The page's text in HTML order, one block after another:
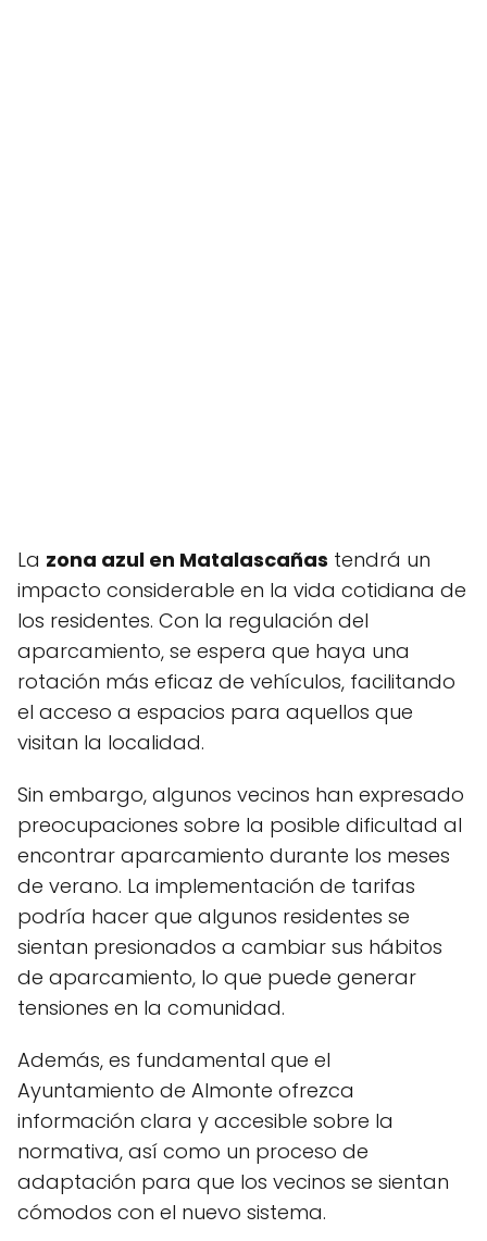
La zona azul en Matalascañas tendrá un
impacto considerable en la vida cotidiana de
los residentes. Con la regulación del
aparcamiento, se espera que haya una
rotación más eficaz de vehículos, facilitando
el acceso a espacios para aquellos que
visitan la localidad.
Sin embargo, algunos vecinos han expresado
preocupaciones sobre la posible dificultad al
encontrar aparcamiento durante los meses
de verano. La implementación de tarifas
podría hacer que algunos residentes se
sientan presionados a cambiar sus hábitos
de aparcamiento, lo que puede generar
tensiones en la comunidad.
Además, es fundamental que el
Ayuntamiento de Almonte ofrezca
información clara y accesible sobre la
normativa, así como un proceso de
adaptación para que los vecinos se sientan
cómodos con el nuevo sistema.